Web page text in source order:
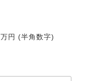
万円 (半角数字)